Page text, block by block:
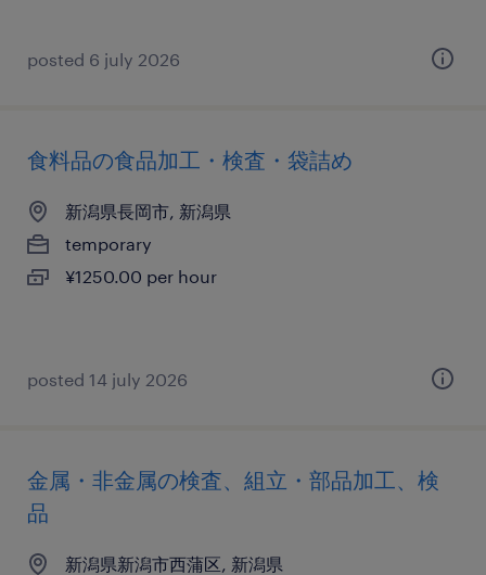
posted 6 july 2026
食料品の食品加工・検査・袋詰め
新潟県長岡市, 新潟県
temporary
¥1250.00 per hour
posted 14 july 2026
金属・非金属の検査、組立・部品加工、検
品
新潟県新潟市西蒲区, 新潟県